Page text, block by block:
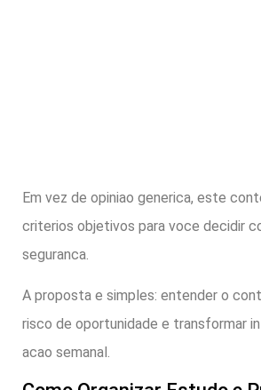
Em vez de opiniao generica, este
criterios objetivos para voce decidir
seguranca.
A proposta e simples: entender o
risco de oportunidade e transformar
acao semanal.